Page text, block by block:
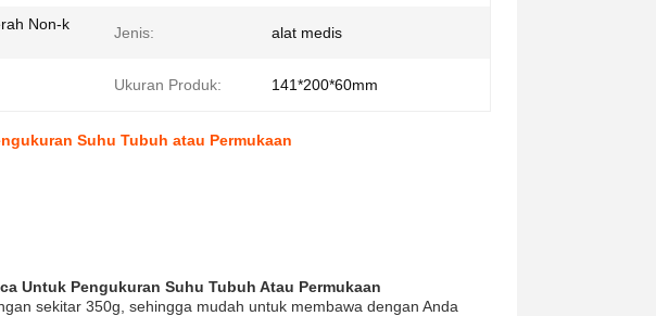
Non-k
Jenis: alat medis
Ukuran Produk: 141*200*60mm
Suhu Tubuh atau Permukaan
Untuk Pengukuran Suhu Tubuh Atau Permukaan
sekitar 350g, sehingga mudah untuk membawa dengan Anda